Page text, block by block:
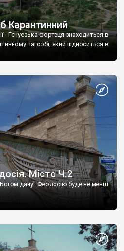
Карантинний
- Генуезька фортеця знаходиться в
пагорбі, який підноситься в
Місто Ч.2
дану" Феодосію буде не менш